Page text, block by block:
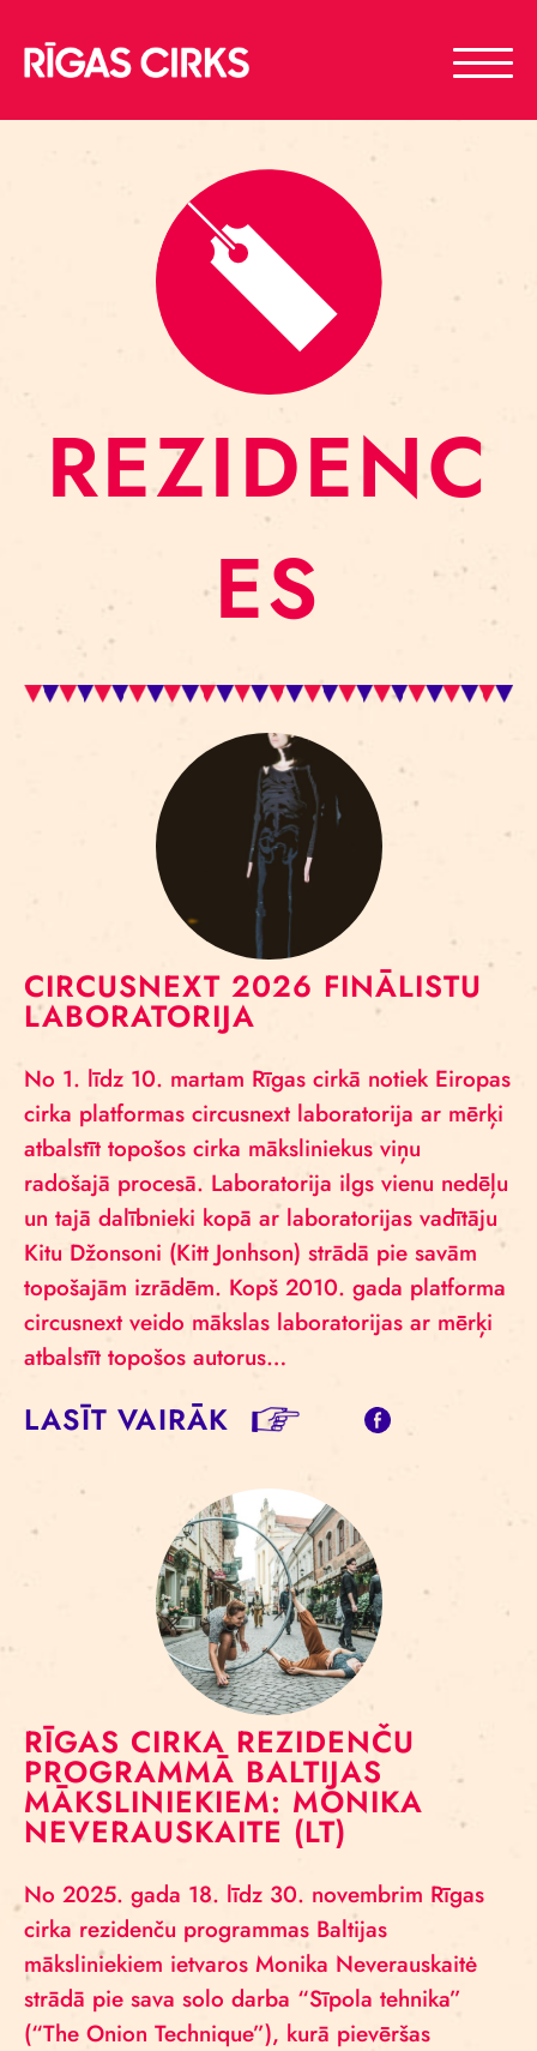
REZIDENC
ES
CIRCUSNEXT 2026 FINĀLISTU
LABORATORIJA
No 1. līdz 10. martam Rīgas cirkā notiek Eiropas
cirka platformas circusnext laboratorija ar mērķi
atbalstīt topošos cirka māksliniekus viņu
radošajā procesā. Laboratorija ilgs vienu nedēļu
un tajā dalībnieki kopā ar laboratorijas vadītāju
Kitu Džonsoni (Kitt Jonhson) strādā pie savām
topošajām izrādēm. Kopš 2010. gada platforma
circusnext veido mākslas laboratorijas ar mērķi
atbalstīt topošos autorus…
LASĪT VAIRĀK
RĪGAS CIRKA REZIDENČU
PROGRAMMĀ BALTIJAS
MĀKSLINIEKIEM: MONIKA
NEVERAUSKAITE (LT)
No 2025. gada 18. līdz 30. novembrim Rīgas
cirka rezidenču programmas Baltijas
māksliniekiem ietvaros Monika Neverauskaitė
strādā pie sava solo darba “Sīpola tehnika”
(“The Onion Technique”), kurā pievēršas